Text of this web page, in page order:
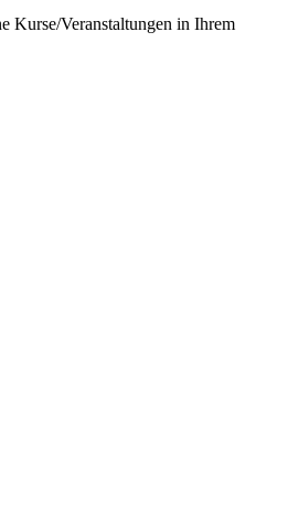
Kurse/Veranstaltungen in Ihrem